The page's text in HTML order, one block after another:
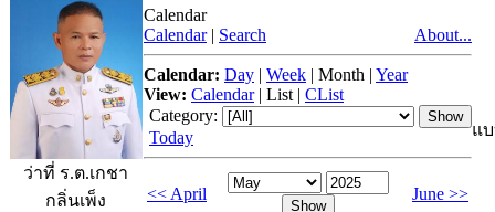
ว่าที่ ร.ต.เกชา
กลิ่นเพ็ง
Calendar
Calendar | Search About...
Calendar: Day | Week | Month | Year
View: Calendar| List | CList
Category:
Today
<< April June >>
แ